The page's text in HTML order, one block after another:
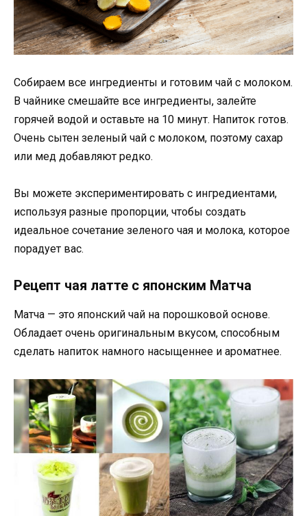
Собираем все ингредиенты и готовим чай с молоком.
В чайнике смешайте все ингредиенты, залейте
горячей водой и оставьте на 10 минут. Напиток готов.
Очень сытен зеленый чай с молоком, поэтому сахар
или мед добавляют редко.
Вы можете экспериментировать с ингредиентами,
используя разные пропорции, чтобы создать
идеальное сочетание зеленого чая и молока, которое
порадует вас.
Рецепт чая латте с японским Матча
Матча — это японский чай на порошковой основе.
Обладает очень оригинальным вкусом, способным
сделать напиток намного насыщеннее и ароматнее.